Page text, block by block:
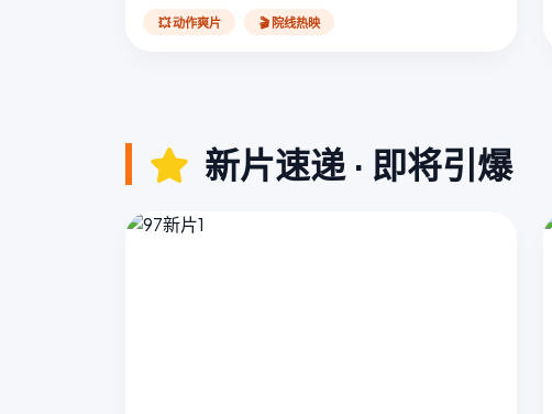
💥 动作爽片 🎬 院线热映
新片速递 · 即将引爆